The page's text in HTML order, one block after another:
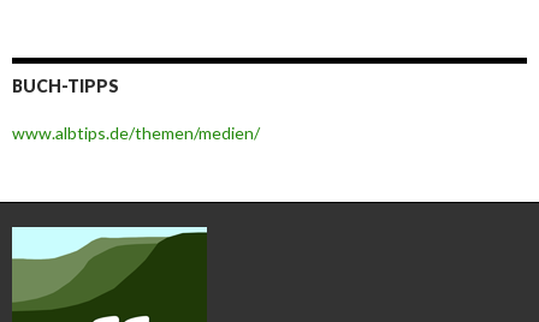
BUCH-TIPPS
www.albtips.de/themen/medien/